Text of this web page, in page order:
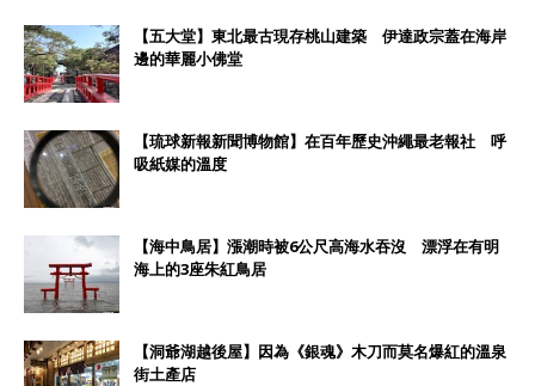
【五大堂】東北最古現存桃山建築 伊達政宗蓋在海岸
邊的華麗小佛堂
【琉球新報新聞博物館】在百年歷史沖繩最老報社 呼
吸紙媒的溫度
【海中鳥居】漲潮時被6公尺高海水吞沒 漂浮在有明
海上的3座朱紅鳥居
【洞爺湖越後屋】因為《銀魂》木刀而莫名爆紅的溫泉
街土產店